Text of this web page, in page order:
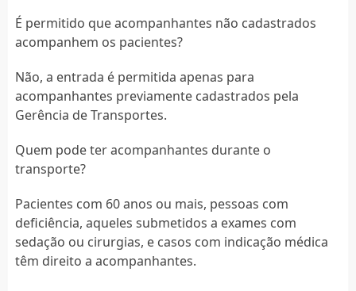
É permitido que acompanhantes não cadastrados
acompanhem os pacientes?
Não, a entrada é permitida apenas para
acompanhantes previamente cadastrados pela
Gerência de Transportes.
Quem pode ter acompanhantes durante o
transporte?
Pacientes com 60 anos ou mais, pessoas com
deficiência, aqueles submetidos a exames com
sedação ou cirurgias, e casos com indicação médica
têm direito a acompanhantes.